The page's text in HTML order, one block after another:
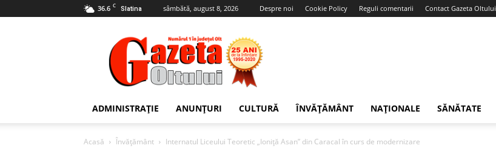
36.6 C Slatina sâmbătă, august 8, 2026 Despre noi Cookie Policy Reguli comentarii Contact Gazeta Oltului
Gazeta
Oltului
ADMINISTRAȚIE ANUNȚURI CULTURĂ ÎNVĂȚĂMÂNT NAȚIONALE SĂNĂTATE
Acasă Învățământ Internatul Liceului Teoretic „Ioniță Asan” din Caracal în curs de modernizare